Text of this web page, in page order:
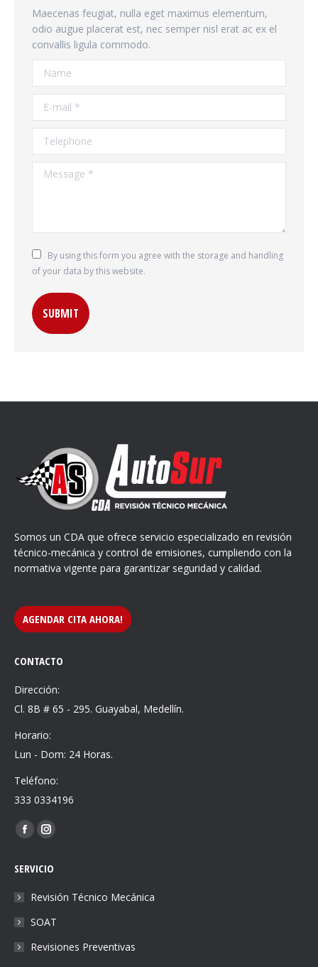
Maecenas feugiat, nulla eget maximus elementum,
odio augue placerat est, nec semper nisl erat ac ex el
convallis ligula commodo.
Name
E-mail *
Telephone
Message *
By using this form you agree with the storage and handling
of your data by this website.
SUBMIT
Somos un CDA que ofrece servicio especializado en revisión
técnico-mecánica y control de emisiones, cumpliendo con la
normativa vigente para garantizar seguridad y calidad.
AGENDAR CITA AHORA!
CONTACTO
Dirección:
Cl. 8B # 65 - 295. Guayabal, Medellín.
Horario:
Lun - Dom: 24 Horas.
Teléfono:
333 0334196
Find us on:
Facebook
opens
in
window
Instagram
opens
in
window
SERVICIO
Revisión Técnico Mecánica
SOAT
Revisiones Preventivas